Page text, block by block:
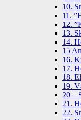
10.
11.
12.
13.
14.
15
16.
17.
18.
19.
20 –
21.
22.